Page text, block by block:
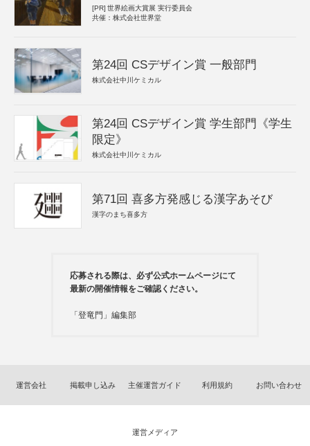
[PR] 世界絵画大賞展 実行委員会
共催：株式会社世界堂
第24回 CSデザイン賞 一般部門
株式会社中川ケミカル
第24回 CSデザイン賞 学生部門《学生
限定》
株式会社中川ケミカル
第71回 喜多方発感じる漢字あそび
漢字のまち喜多方
応募される際は、必ず公式ホームページにて
最新の開催情報をご確認ください。
「登竜門」編集部
運営会社 掲載申し込み 主催運営ガイド 利用規約 お問い合わせ
運営メディア